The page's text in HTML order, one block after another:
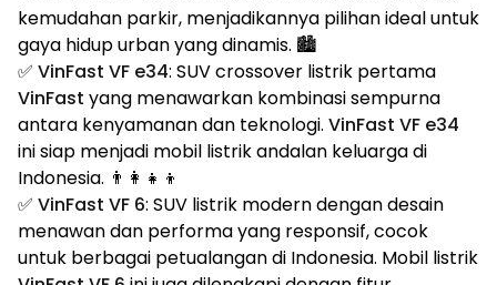
kemudahan parkir, menjadikannya pilihan ideal untuk
gaya hidup urban yang dinamis. 🏙️
✅ VinFast VF e34: SUV crossover listrik pertama
VinFast yang menawarkan kombinasi sempurna
antara kenyamanan dan teknologi. VinFast VF e34
ini siap menjadi mobil listrik andalan keluarga di
Indonesia. 👨‍👩‍👧‍👦
✅ VinFast VF 6: SUV listrik modern dengan desain
menawan dan performa yang responsif, cocok
untuk berbagai petualangan di Indonesia. Mobil listrik